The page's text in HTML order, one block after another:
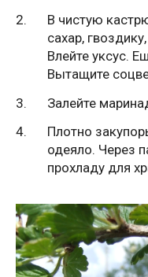
В чистую
сахар,
Влейте уксус.
Вытащите
Залейте
Плотно
одеяло. Через
прохладу для